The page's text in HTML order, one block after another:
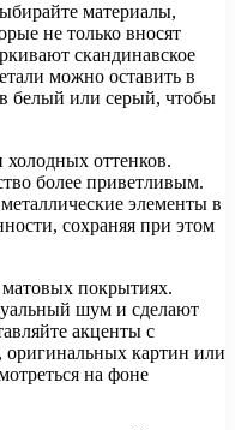
материалы,
не только вносят
скандинавское
можно оставить в
белый или серый, чтобы
оттенков.
более приветливым.
элементы в
сохраняя при этом
покрытиях.
шум и сделают
акценты с
картин или
на фоне